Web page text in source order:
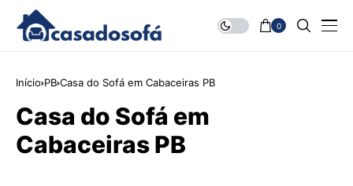
0
Início PB Casa do Sofá em Cabaceiras PB
Casa do Sofá em
Cabaceiras PB